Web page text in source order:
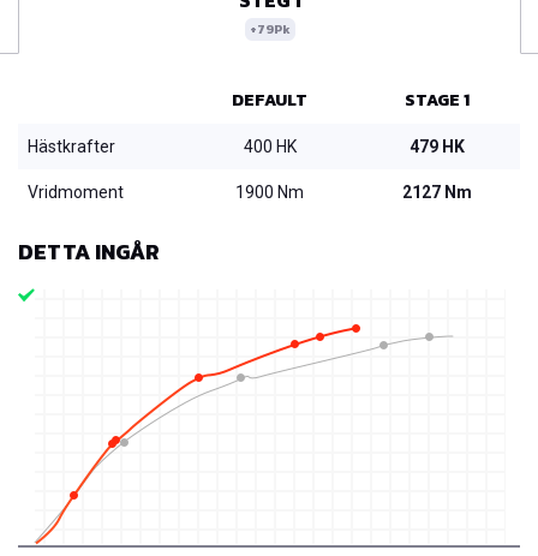
+79Pk
DEFAULT STAGE 1
Hästkrafter 400 HK 479 HK
Vridmoment 1900 Nm 2127 Nm
DETTA INGÅR